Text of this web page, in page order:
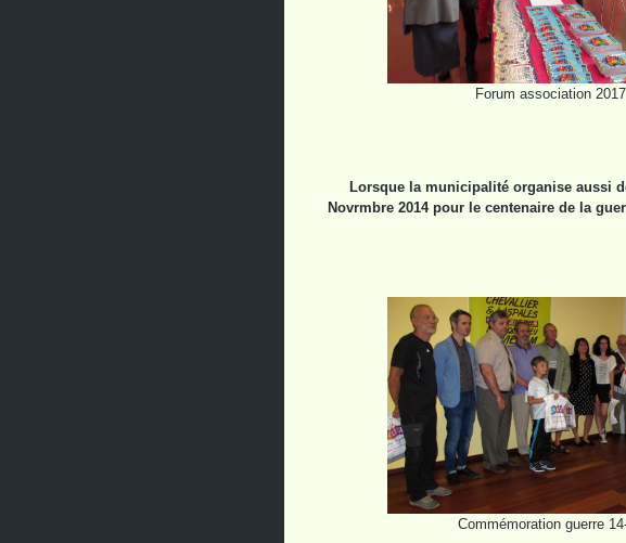
Forum association 2017
Lorsque la municipalité organise aussi
Novrmbre 2014 pour le centenaire de la
Commémoration guerre